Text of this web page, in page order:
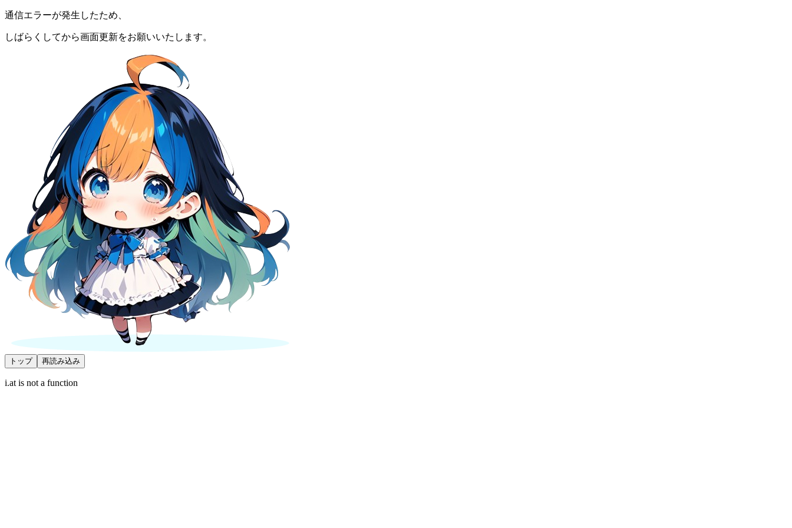
通信エラーが発生したため、
しばらくしてから画面更新をお願いいたします。
トップ 再読み込み
i.at is not a function